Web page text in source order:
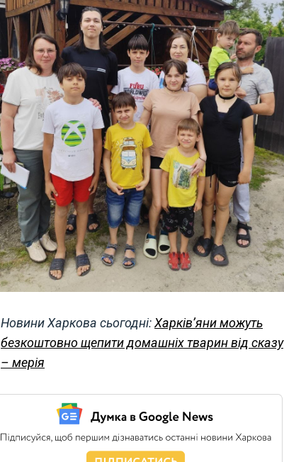
Новини Харкова сьогодні:Харків’яни можуть
безкоштовно щепити домашніх тварин від сказу
– мерія